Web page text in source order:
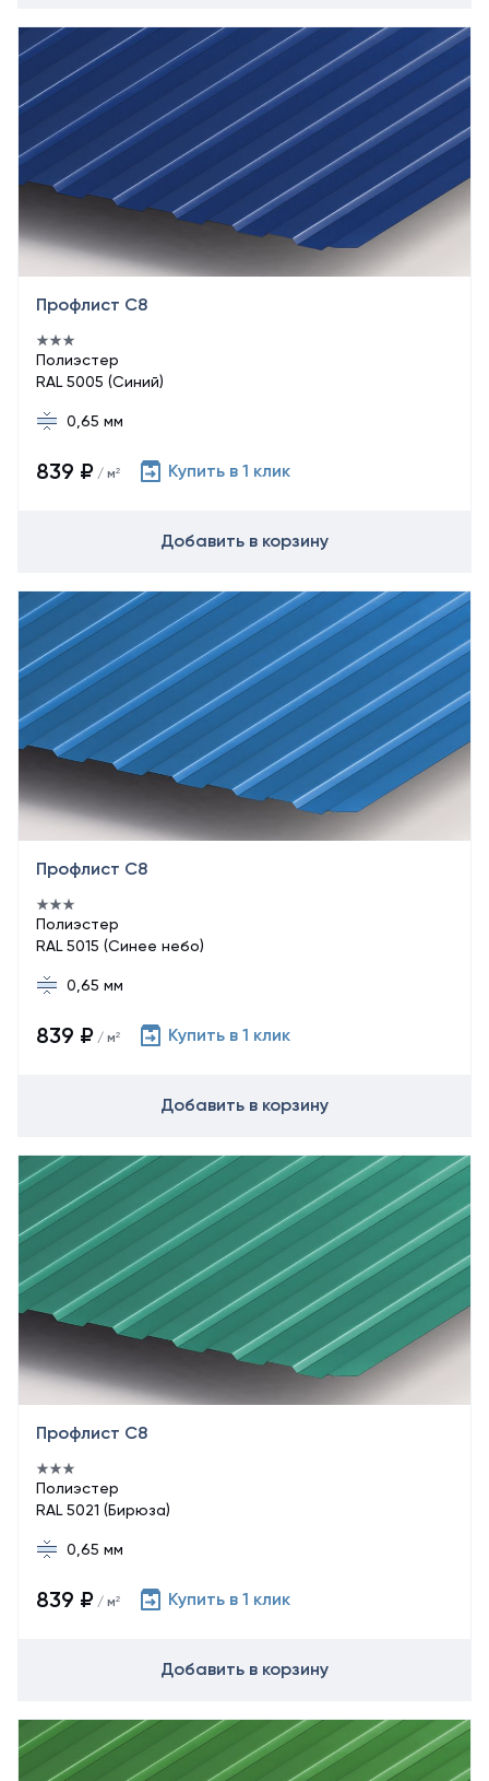
Профлист С8
Полиэстер
RAL 5005 (Синий)
0,65 мм
839 ₽ / м² Купить в 1 клик
Добавить в корзину
Профлист С8
Полиэстер
RAL 5015 (Синее небо)
0,65 мм
839 ₽ / м² Купить в 1 клик
Добавить в корзину
Профлист С8
Полиэстер
RAL 5021 (Бирюза)
0,65 мм
839 ₽ / м² Купить в 1 клик
Добавить в корзину